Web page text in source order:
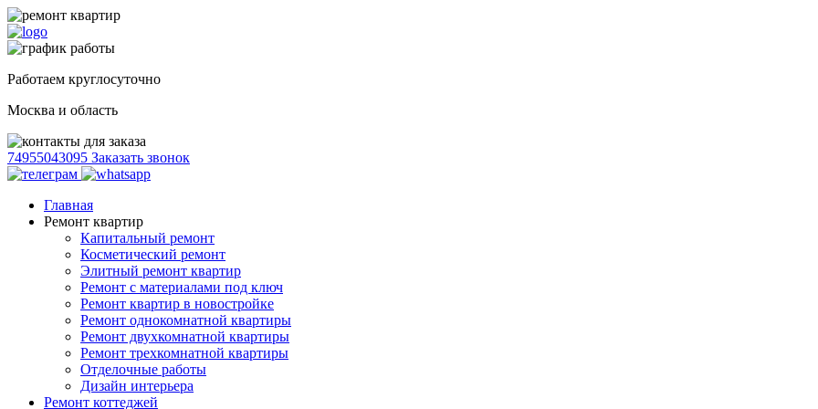
Работаем круглосуточно
Москва и область
74955043095 Заказать звонок
Главная
Ремонт квартир
Капитальный ремонт
Косметический ремонт
Элитный ремонт квартир
Ремонт с материалами под ключ
Ремонт квартир в новостройке
Ремонт однокомнатной квартиры
Ремонт двухкомнатной квартиры
Ремонт трехкомнатной квартиры
Отделочные работы
Дизайн интерьера
Ремонт коттеджей